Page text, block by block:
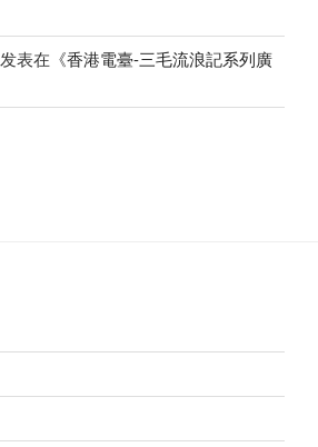
发表在《香港電臺-三毛流浪記系列廣